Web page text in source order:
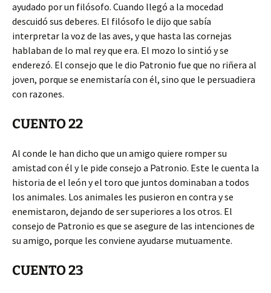
ayudado por un filósofo. Cuando llegó a la mocedad
descuidó sus deberes. El filósofo le dijo que sabía
interpretar la voz de las aves, y que hasta las cornejas
hablaban de lo mal rey que era. El mozo lo sintió y se
enderezó. El consejo que le dio Patronio fue que no riñera al
joven, porque se enemistaría con él, sino que le persuadiera
con razones.
CUENTO 22
Al conde le han dicho que un amigo quiere romper su
amistad con él y le pide consejo a Patronio. Este le cuenta la
historia de el león y el toro que juntos dominaban a todos
los animales. Los animales les pusieron en contra y se
enemistaron, dejando de ser superiores a los otros. El
consejo de Patronio es que se asegure de las intenciones de
su amigo, porque les conviene ayudarse mutuamente.
CUENTO 23